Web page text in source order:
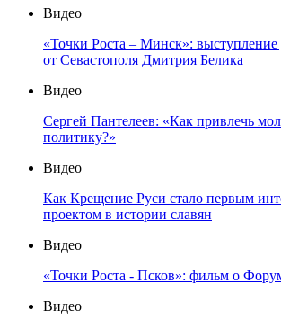
Видео
«Точки Роста – Минск»: выступление
от Севастополя Дмитрия Белика
Видео
Сергей Пантелеев: «Как привлечь
политику?»
Видео
Как Крещение Руси стало первым
проектом в истории славян
Видео
«Точки Роста - Псков»: фильм о
Видео